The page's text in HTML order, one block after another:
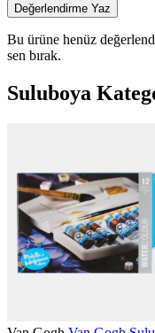
Değerlendirme Yaz
Bu ürüne henüz
sen bırak.
Suluboya